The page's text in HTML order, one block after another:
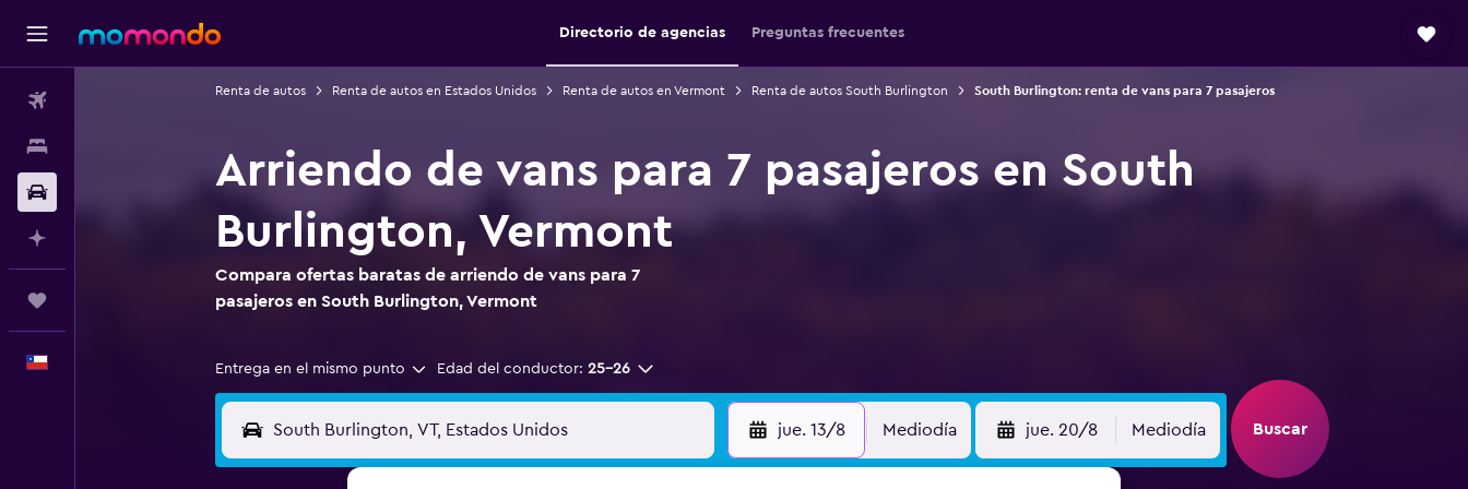
Directorio de agencias Preguntas frecuentes
Renta de autos Renta de autos en Estados Unidos Renta de autos en Vermont Renta de autos South Burlington South Burlington: renta de vans para 7 pasajeros
Arriendo de vans para 7 pasajeros en South
Burlington, Vermont
Compara ofertas baratas de arriendo de vans para 7
pasajeros en South Burlington, Vermont
Entrega en el mismo punto Edad del conductor: 25-26
jue. 13/8 Mediodía jue. 20/8 Mediodía Buscar